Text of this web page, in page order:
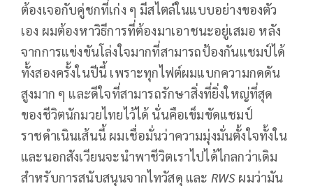
ต้องเจอกับคู่ชกที่เก่ง ๆ มีสไตล์ในแบบอย่างของตัว
เอง ผมต้องหาวิธีการที่ต้องมาเอาชนะอยู่เสมอ หลัง
จากการแข่งขันโล่งใจมากที่สามารถป้องกันแชมป์ได้
ทั้งสองครั้งในปีนี้ เพราะทุกไฟต์ผมแบกความกดดัน
สูงมาก ๆ และดีใจที่สามารถรักษาสิ่งที่ยิ่งใหญ่ที่สุด
ของชีวิตนักมวยไทยไว้ได้ นั่นคือเข็มขัดแชมป์
ราชดำเนินเส้นนี้ ผมเชื่อมั่นว่าความมุ่งมั่นตั้งใจทั้งใน
และนอกสังเวียนจะนำพาชีวิตเราไปได้ไกลกว่าเดิม
สำหรับการสนับสนุนจากไทวัสดุ และ RWS ผมว่ามัน